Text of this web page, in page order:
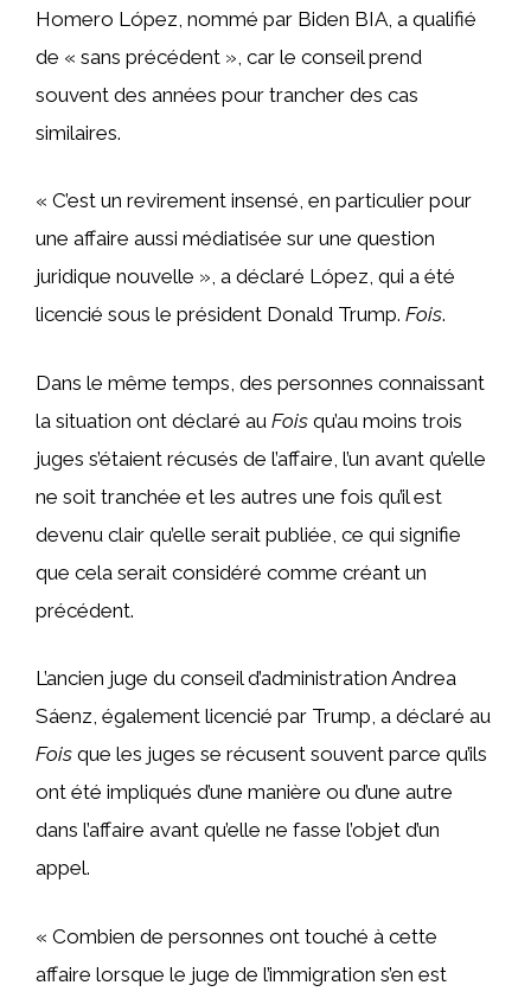
Homero López, nommé par Biden BIA, a qualifié
de « sans précédent », car le conseil prend
souvent des années pour trancher des cas
similaires.
« C’est un revirement insensé, en particulier pour
une affaire aussi médiatisée sur une question
juridique nouvelle », a déclaré López, qui a été
licencié sous le président Donald Trump. Fois.
Dans le même temps, des personnes connaissant
la situation ont déclaré au Fois qu’au moins trois
juges s’étaient récusés de l’affaire, l’un avant qu’elle
ne soit tranchée et les autres une fois qu’il est
devenu clair qu’elle serait publiée, ce qui signifie
que cela serait considéré comme créant un
précédent.
L’ancien juge du conseil d’administration Andrea
Sáenz, également licencié par Trump, a déclaré au
Fois que les juges se récusent souvent parce qu’ils
ont été impliqués d’une manière ou d’une autre
dans l’affaire avant qu’elle ne fasse l’objet d’un
appel.
« Combien de personnes ont touché à cette
affaire lorsque le juge de l’immigration s’en est